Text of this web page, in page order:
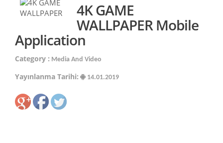
4K GAME
WALLPAPER Mobile
Application
Category : Media And Video
Yayınlanma Tarihi: 14.01.2019